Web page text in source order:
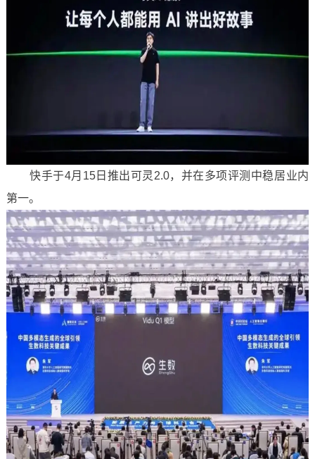
快手于4月15日推出可灵2.0，并在多项评测中稳居业内
第一。